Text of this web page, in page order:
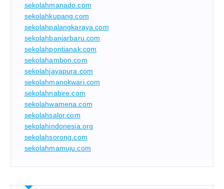
sekolahmanado.com
sekolahkupang.com
sekolahpalangkaraya.com
sekolahbanjarbaru.com
sekolahpontianak.com
sekolahambon.com
sekolahjayapura.com
sekolahmanokwari.com
sekolahnabire.com
sekolahwamena.com
sekolahsalor.com
sekolahindonesia.org
sekolahsorong.com
sekolahmamuju.com